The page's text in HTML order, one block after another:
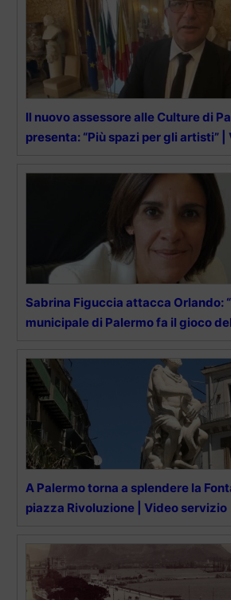
Il nuovo assessore alle Culture di
presenta: “Più spazi per gli artisti” |
Sabrina Figuccia attacca Orlando:
municipale di Palermo fa il gioco
A Palermo torna a splendere la
piazza Rivoluzione | Video servizio